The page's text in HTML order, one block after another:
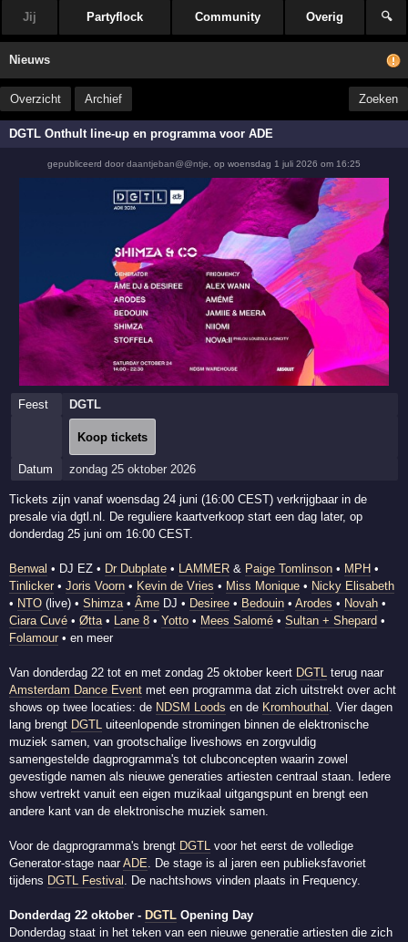
Jij Partyflock Community Overig 🔍
Nieuws
Overzicht Archief Zoeken
DGTL Onthult line-up en programma voor ADE
gepubliceerd door daantjeban@@ntje op woensdag 1 juli 2026 om 16:25
Feest DGTL
Koop tickets
Datum zondag 25 oktober 2026
Tickets zijn vanaf woensdag 24 juni (16:00 CEST) verkrijgbaar in de
presale via dgtl.nl. De reguliere kaartverkoop start een dag later, op
donderdag 25 juni om 16:00 CEST.
Benwal • DJ EZ • Dr Dubplate • LAMMER & Paige Tomlinson • MPH •
Tinlicker •Joris Voorn • Kevin de Vries • Miss Monique • Nicky Elisabeth
• NTO (live) •Shimza•Âme DJ • Desiree • Bedouin •Arodes • Novah •
Ciara Cuvé •Øtta• Lane 8 •Yotto • Mees Salomé •Sultan + Shepard •
Folamour • en meer
Van donderdag 22 tot en met zondag 25 oktober keert DGTL terug naar
Amsterdam Dance Event met een programma dat zich uitstrekt over acht
shows op twee locaties: de NDSM Loods en de Kromhouthal . Vier dagen
lang brengt DGTL uiteenlopende stromingen binnen de elektronische
muziek samen, van grootschalige liveshows en zorgvuldig
samengestelde dagprogramma's tot clubconcepten waarin zowel
gevestigde namen als nieuwe generaties artiesten centraal staan. Iedere
show vertrekt vanuit een eigen muzikaal uitgangspunt en brengt een
andere kant van de elektronische muziek samen.
Voor de dagprogramma's brengt DGTL voor het eerst de volledige
Generator-stage naarADE. De stage is al jaren een publieksfavoriet
tijdens DGTL Festival . De nachtshows vinden plaats in Frequency.
Donderdag 22 oktober - DGTL Opening Day
Donderdag staat in het teken van een nieuwe generatie artiesten die zich